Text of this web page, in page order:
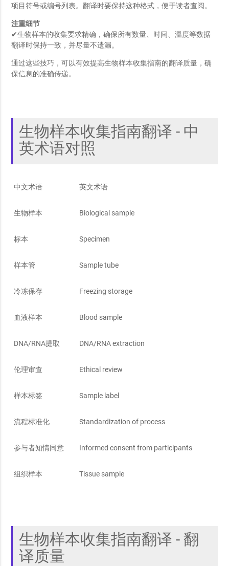
项目符号或编号列表。翻译时要保持这种格式，便于读者查阅。
注重细节
✔生物样本的收集要求精确，确保所有数量、时间、温度等数据
翻译时保持一致，并尽量不遗漏。
通过这些技巧，可以有效提高生物样本收集指南的翻译质量，确
保信息的准确传递。
生物样本收集指南翻译 - 中
英术语对照
中文术语 英文术语
生物样本 Biological sample
标本 Specimen
样本管 Sample tube
冷冻保存 Freezing storage
血液样本 Blood sample
DNA/RNA提取 DNA/RNA extraction
伦理审查 Ethical review
样本标签 Sample label
流程标准化 Standardization of process
参与者知情同意 Informed consent from participants
组织样本 Tissue sample
生物样本收集指南翻译 - 翻
译质量